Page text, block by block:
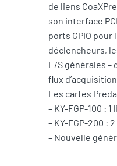
de liens
son interface
ports GPIO
déclencheurs,
E/S générales
flux
Les cartes
– KY-FGP-100 : 1
– KY-FGP-200 :
– Nouvelle